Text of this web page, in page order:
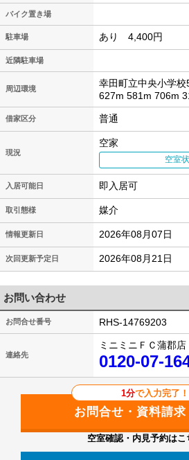
バイク置き場
駐車場 あり 4,400円
近隣駐車場
周辺環境
幸田町立中央小学
627m 581m 706m
借家区分 普通
現況
空家
空室
入居可能日 即入居可
取引態様 媒介
情報更新日 2026年08月07日
次回更新予定日 2026年08月21日
お問い合わせ
お問合せ番号 RHS-14769203
連絡先
ミニミニＦＣ蒲郡店
0120-07-
1分で入力完了！
空室確認・内見予約はこ